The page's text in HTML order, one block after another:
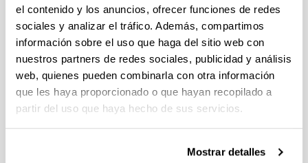
el contenido y los anuncios, ofrecer funciones de redes
sociales y analizar el tráfico. Además, compartimos
información sobre el uso que haga del sitio web con
nuestros partners de redes sociales, publicidad y análisis
web, quienes pueden combinarla con otra información
que les haya proporcionado o que hayan recopilado a
partir del uso que haya hecho de sus servicios.
Mostrar detalles
24
<p class="portlet-msg-
26
	<#else>
27
		<div>
28
<#-- Cambio para que el nombre
29
# y salte error de
# El título no se pinta aqui,